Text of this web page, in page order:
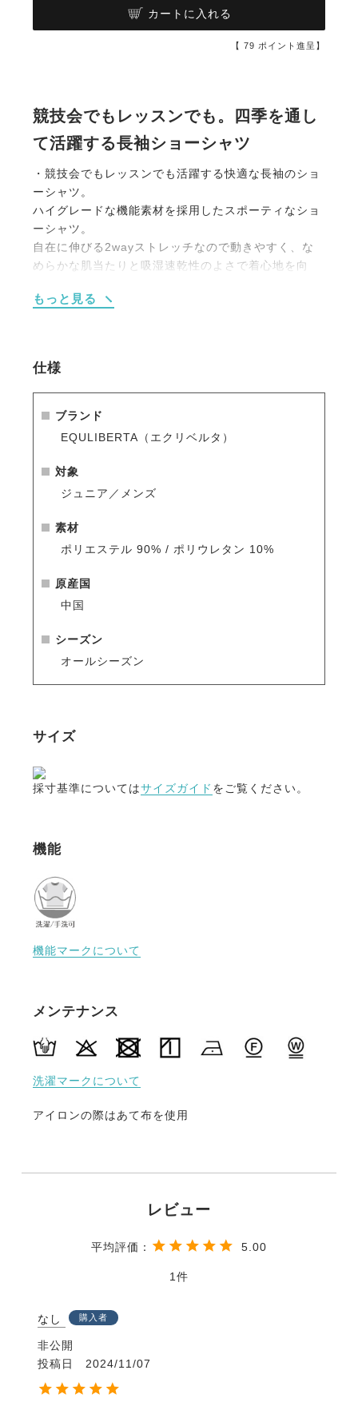
カートに入れる
【 79 ポイント進呈】
競技会でもレッスンでも。四季を通し
て活躍する長袖ショーシャツ
・競技会でもレッスンでも活躍する快適な長袖のショ
ーシャツ。
ハイグレードな機能素材を採用したスポーティなショ
ーシャツ。
自在に伸びる2wayストレッチなので動きやすく、な
めらかな肌当たりと吸湿速乾性のよさで着心地を向
四季を通して活躍する長袖のタイプで競技会だけでは
・吸水速乾素材。体から汗を吸い上げ素早く蒸発さ
せ、ドライな状態をキープします。
・通気性が高く汗や熱がこもりません。
・薄手で軽量ながらもしっかりした生地です。
・日本人の騎乗姿勢に合わせたデザインなので体にフ
ィットしつつも動きやすい。
ツにも最適です。
もっと見る
仕様
ブランド
EQULIBERTA（エクリベルタ）
対象
ジュニア／メンズ
素材
ポリエステル 90% / ポリウレタン 10%
原産国
中国
シーズン
オールシーズン
サイズ
採寸基準についてはサイズガイド をご覧ください。
機能
機能マークについて
メンテナンス
洗濯マークについて
アイロンの際はあて布を使用
5.00
1
なし 購入者
非公開
投稿日
2024/11/07